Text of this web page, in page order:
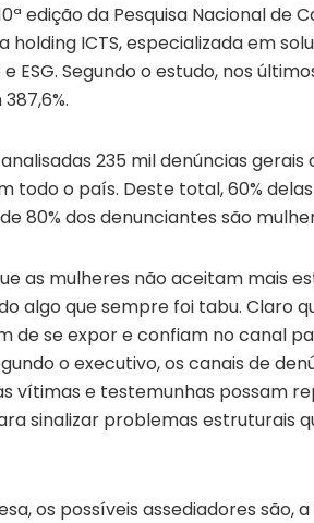
edição da Pesquisa Nacional de
holding ICTS, especializada em
ESG. Segundo o estudo, nos
235 mil denúncias
todo o país. Deste total, 60%
80% dos denunciantes são
as mulheres não aceitam mais
algo que sempre foi tabu. Claro
de se expor e confiam no canal
o executivo, os canais de
vítimas e testemunhas possam
sinalizar problemas estruturais
os possíveis assediadores são,